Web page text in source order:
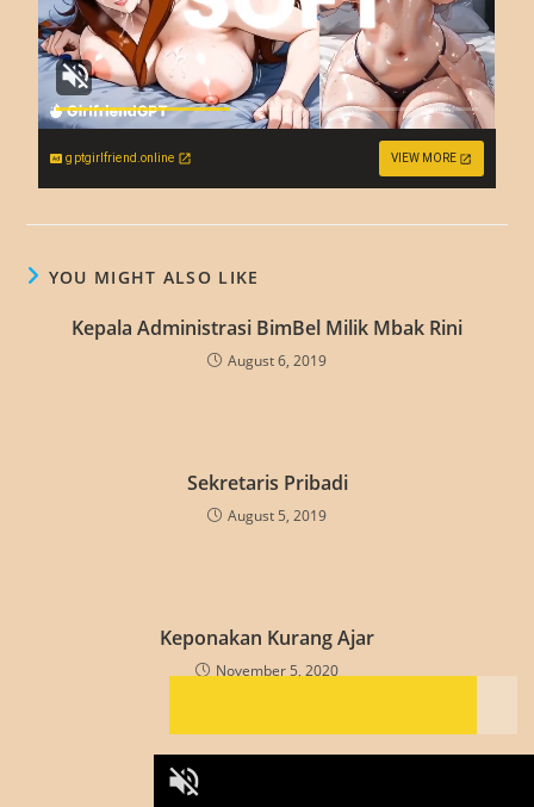
gptgirlfriend.online VIEW MORE
YOU MIGHT ALSO LIKE
Kepala Administrasi BimBel Milik Mbak Rini
August 6, 2019
Sekretaris Pribadi
August 5, 2019
Keponakan Kurang Ajar
November 5, 2020